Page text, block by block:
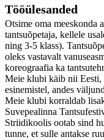
Tööülesanded
Otsime oma meeskonda
tantsuõpetaja, kellele
ning 3-5 klass).
oleks vastavalt
koreograafia ka
Meie klubi käib nii Eesti,
esinemistel, andes
Meie klubi korraldab
Suvepealinna
Striidikoolis ootab sind
tunne, et sulle antakse